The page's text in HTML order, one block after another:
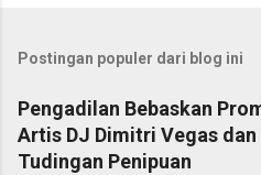
Postingan populer dari blog ini
Pengadilan Bebaskan
Artis DJ Dimitri Vegas
Tudingan Penipuan